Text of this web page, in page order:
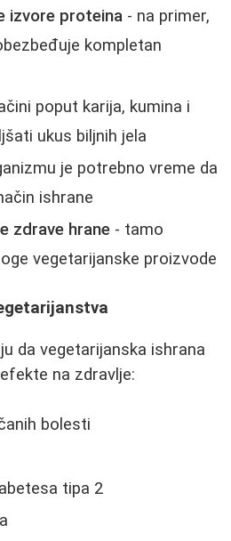
izvore proteina - na primer,
kompletan
poput karija, kumina i
ukus biljnih jela
je potrebno vreme da
ishrane
zdrave hrane - tamo
vegetarijanske proizvode
da vegetarijanska ishrana
na zdravlje:
bolesti
tipa 2